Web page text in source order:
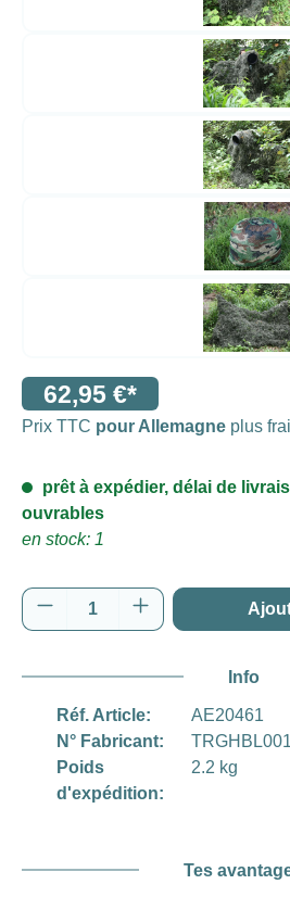
62,95 €*
Prix TTC pour Allemagne plus
prêt à expédier, délai de
ouvrables
en stock: 1
Quantité de produit :
Info
Réf. Article:
AE20461
N° Fabricant:
Poids
d'expédition:
2.2 kg
Tes